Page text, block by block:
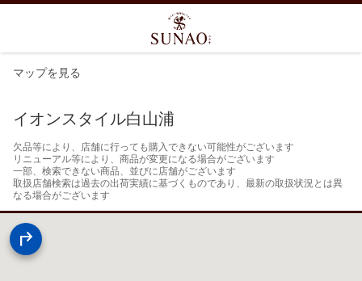
マップを見る
イオンスタイル白山浦
欠品等により、店舗に行っても購入できない可能性がございます
リニューアル等により、商品が変更になる場合がございます
一部、検索できない商品、並びに店舗がございます
取扱店舗検索は過去の出荷実績に基づくものであり、最新の取扱状況とは異
なる場合がございます